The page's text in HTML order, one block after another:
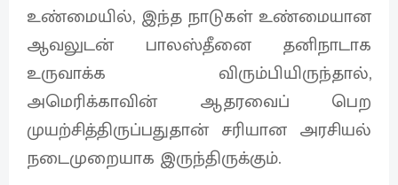
உண்மையில், இந்த நாடுகள் உண்மையான
ஆவலுடன் பாலஸ்தீனை தனிநாடாக
உருவாக்க விரும்பியிருந்தால்,
அமெரிக்காவின் ஆதரவைப் பெற
முயற்சித்திருப்பதுதான் சரியான அரசியல்
நடைமுறையாக இருந்திருக்கும்.